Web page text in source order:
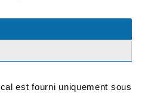
est fourni uniquement sous